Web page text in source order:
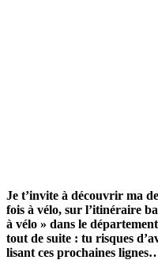
Je t’invite à découvrir ma
fois à vélo, sur l’itinéraire
à vélo » dans le
tout de suite : tu risques
lisant ces prochaines